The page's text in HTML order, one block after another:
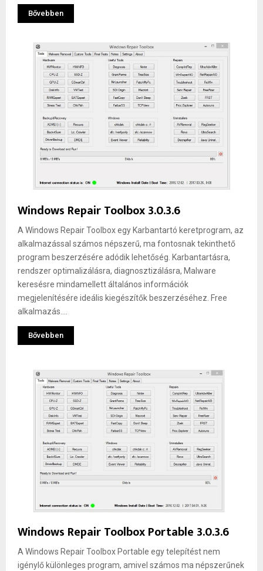
Bővebben
Windows Repair Toolbox 3.0.3.6
A Windows Repair Toolbox egy Karbantartó keretprogram, az
alkalmazással számos népszerű, ma fontosnak tekinthető
program beszerzésére adódik lehetőség. Karbantartásra,
rendszer optimalizálásra, diagnosztizálásra, Malware
keresésre mindamellett általános információk
megjelenítésére ideális kiegészítők beszerzéséhez. Free
alkalmazás....
Bővebben
Windows Repair Toolbox Portable 3.0.3.6
A Windows Repair Toolbox Portable egy telepítést nem
igénylő különleges program, amivel számos ma népszerűnek